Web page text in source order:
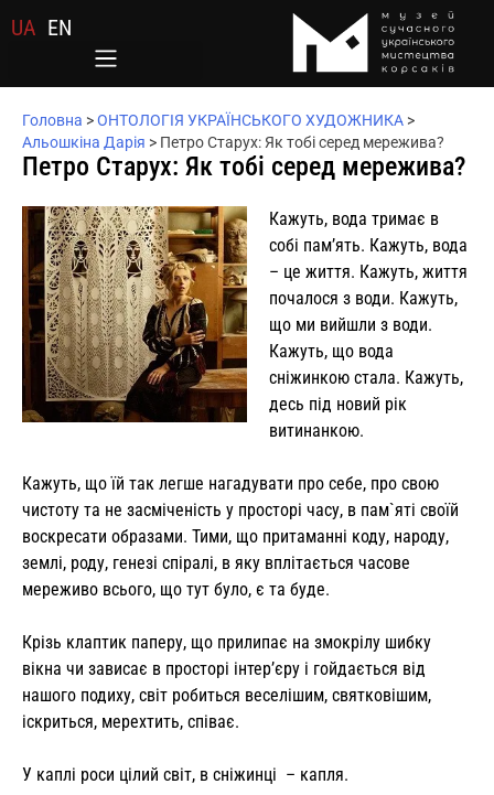
UA EN
Головна >ОНТОЛОГІЯ УКРАЇНСЬКОГО ХУДОЖНИКА >
Альошкіна Дарія > Петро Старух: Як тобі серед мережива?
Петро Старух: Як тобі серед мережива?
Кажуть, вода тримає в
собі пам’ять. Кажуть, вода
– це життя. Кажуть, життя
почалося з води. Кажуть,
що ми вийшли з води.
Кажуть, що вода
сніжинкою стала. Кажуть,
десь під новий рік
витинанкою.
Кажуть, що їй так легше нагадувати про себе, про свою
чистоту та не засміченість у просторі часу, в пам`яті своїй
воскресати образами. Тими, що притаманні коду, народу,
землі, роду, генезі спіралі, в яку вплітається часове
мереживо всього, що тут було, є та буде.
Крізь клаптик паперу, що прилипає на змокрілу шибку
вікна чи зависає в просторі інтер’єру і гойдається від
нашого подиху, світ робиться веселішим, святковішим,
іскриться, мерехтить, співає.
У каплі роси цілий світ, в сніжинці – капля.